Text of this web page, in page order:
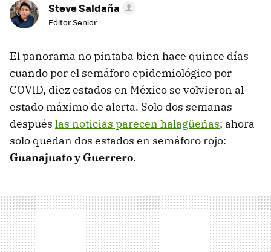
Steve Saldaña
Editor Senior
El panorama no pintaba bien hace quince días
cuando por el semáforo epidemiológico por
COVID, diez estados en México se volvieron al
estado máximo de alerta. Solo dos semanas
después las noticias parecen halagüeñas; ahora
solo quedan dos estados en semáforo rojo:
Guanajuato y Guerrero.